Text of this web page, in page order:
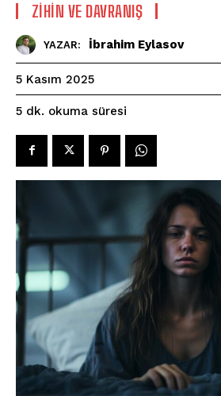
⁠ZIHIN VE DAVRANIŞ
YAZAR: İbrahim Eylasov
5 Kasım 2025
5 dk. okuma süresi